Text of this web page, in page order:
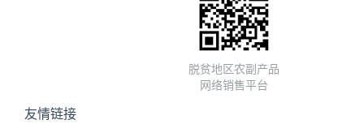
脱贫地区农副产品
网络销售平台
友情链接